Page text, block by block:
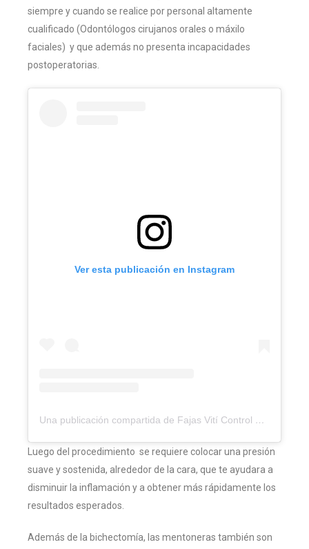
siempre y cuando se realice por personal altamente
cualificado (Odontólogos cirujanos orales o máxilo
faciales) y que además no presenta incapacidades
postoperatorias.
Ver esta publicación en Instagram
Una publicación compartida de Fajas Vití Control ®? (@viticontrol)
Luego del procedimiento se requiere colocar una presión
suave y sostenida, alrededor de la cara, que te ayudara a
disminuir la inflamación y a obtener más rápidamente los
resultados esperados.
Además de la bichectomía, las mentoneras también son